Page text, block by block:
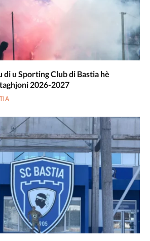
di u Sporting Club di Bastia hè
2026-2027